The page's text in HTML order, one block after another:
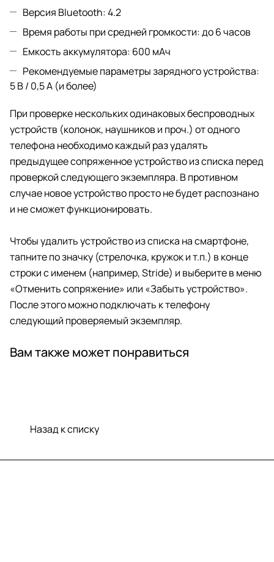
Версия Bluetooth: 4.2
Время работы при средней громкости: до 6 часов
Емкость аккумулятора: 600 мАч
Рекомендуемые параметры зарядного устройства:
5 В / 0,5 А (и более)
При проверке нескольких одинаковых беспроводных
устройств (колонок, наушников и проч.) от одного
телефона необходимо каждый раз удалять
предыдущее сопряженное устройство из списка перед
проверкой следующего экземпляра. В противном
случае новое устройство просто не будет распознано
и не сможет функционировать.
Чтобы удалить устройство из списка на смартфоне,
тапните по значку (стрелочка, кружок и т.п.) в конце
строки с именем (например, Stride) и выберите в меню
«Отменить сопряжение» или «Забыть устройство».
После этого можно подключать к телефону
следующий проверяемый экземпляр.
Вам также может понравиться
Назад к списку